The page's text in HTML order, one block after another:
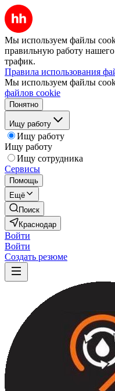
Мы используем файлы
правильную работу нашего
трафик.
Правила использования
Мы используем файлы
файлов cookie
Понятно
Ищу работу
Ищу работу
Ищу работу
Ищу сотрудника
Сервисы
Помощь
Ещё
Поиск
Краснодар
Войти
Войти
Создать резюме